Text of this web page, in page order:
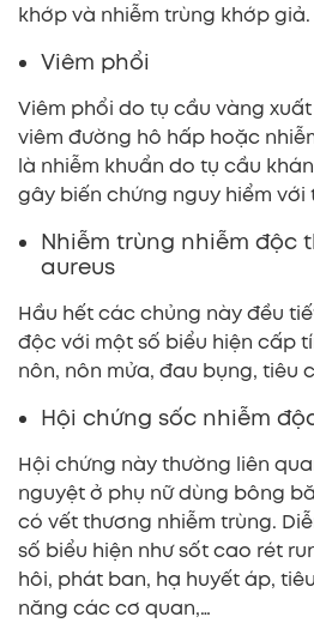
khớp và nhiễm trùng khớp giả.
Viêm phổi
Viêm phổi do tụ cầu vàng
viêm đường hô hấp hoặc
là nhiễm khuẩn do tụ cầu
gây biến chứng nguy hiểm với
Nhiễm trùng nhiễm độc
aureus
Hầu hết các chủng này đều
độc với một số biểu hiện cấp
nôn, nôn mửa, đau bụng, tiêu
Hội chứng sốc nhiễm độc
Hội chứng này thường liên
nguyệt ở phụ nữ dùng bông
có vết thương nhiễm trùng.
số biểu hiện như sốt cao rét
hôi, phát ban, hạ huyết áp,
năng các cơ quan,…